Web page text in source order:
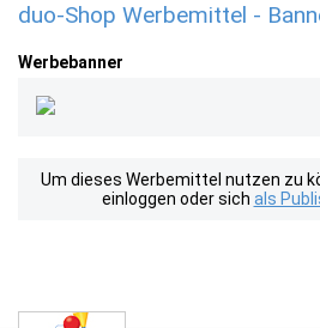
duo-Shop Werbemittel -
Werbebanner
Um dieses Werbemittel nutzen zu
einloggen oder sich als